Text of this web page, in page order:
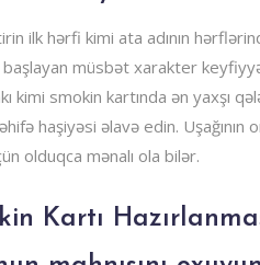
ilk hərfi kimi ata adının
müsbət xarakter
kimi smokin kartında ən yaxşı
haşiyəsi əlavə edin. Uşağının
olduqca mənalı ola bilər.
Kartı